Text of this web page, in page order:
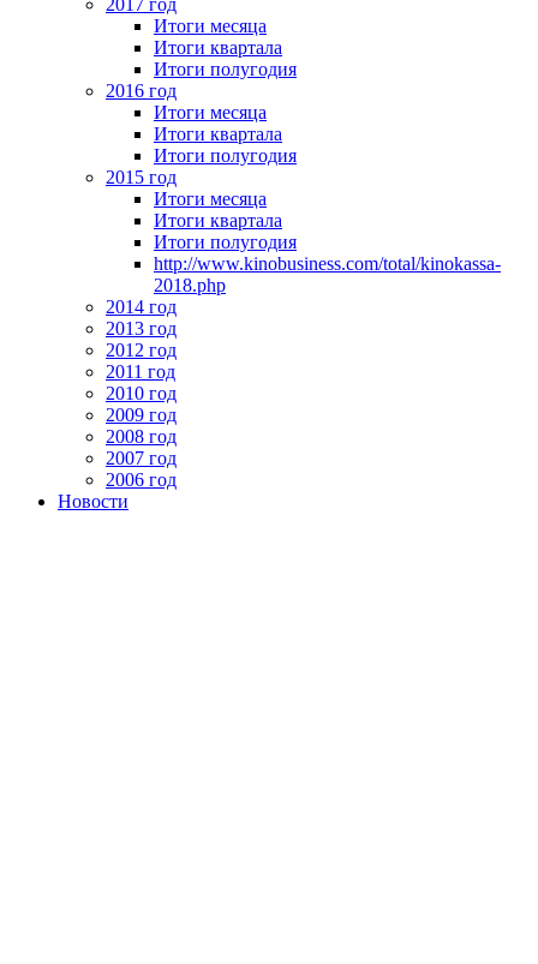
Итоги месяца
Итоги квартала
Итоги полугодия
2016 год
Итоги месяца
Итоги квартала
Итоги полугодия
2015 год
Итоги месяца
Итоги квартала
Итоги полугодия
http://www.kinobusiness.com/total/kinokassa-
2018.php
2014 год
2013 год
2012 год
2011 год
2010 год
2009 год
2008 год
2007 год
2006 год
Новости